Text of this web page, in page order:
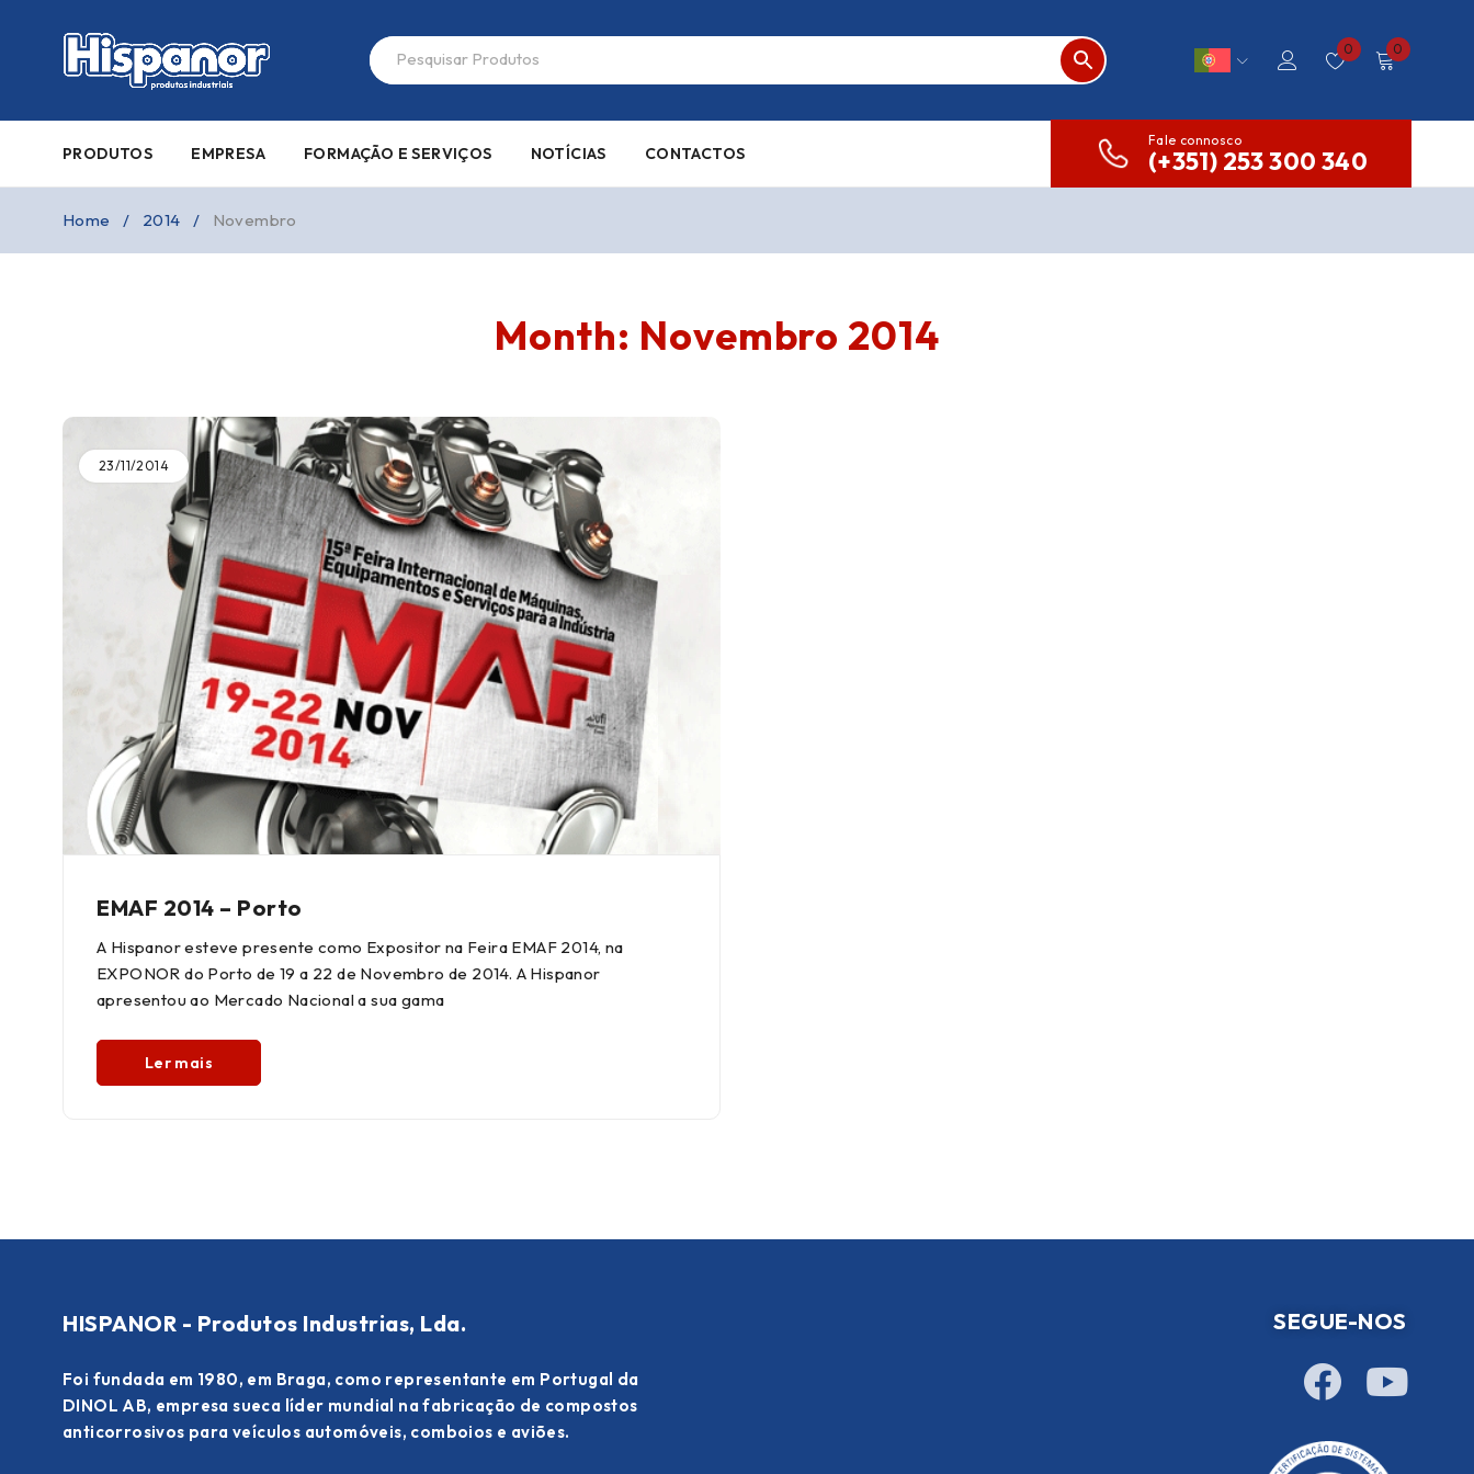
0 0
PRODUTOS EMPRESA FORMAÇÃO E SERVIÇOS NOTÍCIAS CONTACTOS
Fale connosco
(+351) 253 300 340
Month: Novembro 2014
Home / 2014 / Novembro
23/11/2014
EMAF 2014 – Porto
A Hispanor esteve presente como Expositor na Feira EMAF 2014, na
EXPONOR do Porto de 19 a 22 de Novembro de 2014. A Hispanor
apresentou ao Mercado Nacional a sua gama
Ler mais
HISPANOR - Produtos Industrias, Lda.
Foi fundada em 1980, em Braga, como representante em Portugal da
DINOL AB, empresa sueca líder mundial na fabricação de compostos
anticorrosivos para veículos automóveis, comboios e aviões.
SEGUE-NOS